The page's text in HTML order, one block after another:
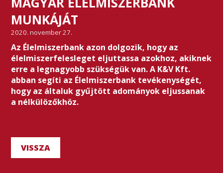
MUNKÁJÁT
2020. november 27.
Az Élelmiszerbank azon dolgozik, hogy az
élelmiszerfelesleget eljuttassa azokhoz, akiknek
erre a legnagyobb szükségük van. A K&V Kft.
abban segíti az Élelmiszerbank tevékenységét,
hogy az általuk gyűjtött adományok eljussanak
a nélkülözőkhöz.
VISSZA